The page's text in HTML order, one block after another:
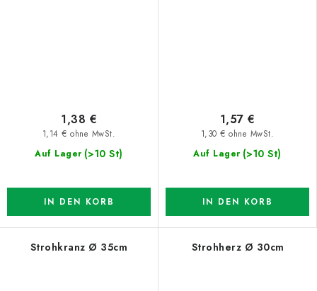
Auf Lager (>10 St)
1,14 € ohne MwSt.
1,38 €
IN DEN KORB
Auf Lager (>10 St)
1,30 € ohne MwSt.
1,57 €
IN DEN KORB
Strohkranz Ø 35cm Strohherz Ø 30cm